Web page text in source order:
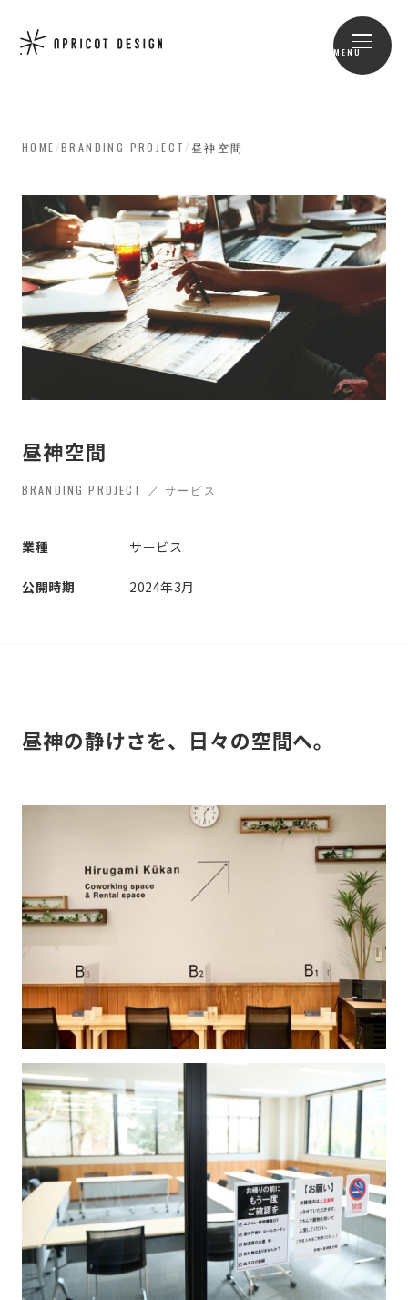
MENU
HOME /BRANDING PROJECT /昼神空間
昼神空間
BRANDING PROJECT ／ サービス
業種 サービス
公開時期 2024年3月
昼神の静けさを、日々の空間へ。